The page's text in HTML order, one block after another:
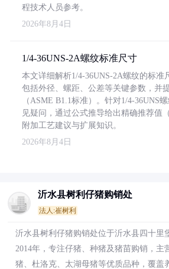
程技术人员参考。
2026年8月4日
1/4-36UNS-2A螺纹标准尺寸
本文详细解析1/4-36UNS-2A螺纹的标准
包括外径、螺距、公差等关键参数，并
（ASME B1.1标准）。针对1/4-36UNS
见疑问，通过公式推导给出精确推荐值
附加工艺建议与扩展知识。
2026年8月4日
沂水县树利仔猪购销处
法人:崔树利
沂水县树利仔猪购销处位于沂水县四十里
2014年，专注仔猪、种猪及猪苗购销，主
猪、杜洛克、太湖母猪等优质品种，覆盖